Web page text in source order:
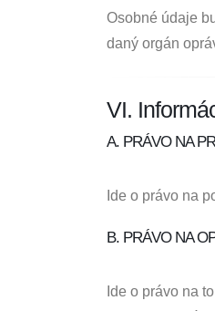
Osobné údaje
daný orgán
VI.
A. PRÁVO NA
Ide o právo na
B. PRÁVO NA
Ide o právo na